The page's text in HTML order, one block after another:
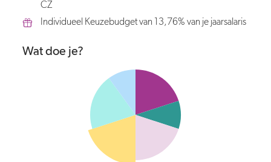
CZ
Individueel Keuzebudget van 13,76% van je jaarsalaris
Wat doe je?